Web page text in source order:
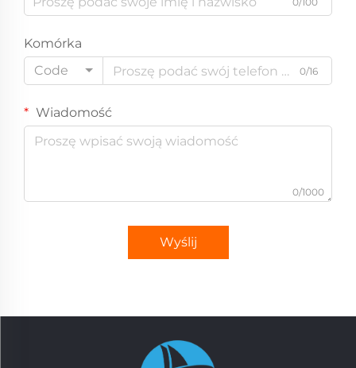
Komórka
Code
0/16
Wiadomość
0/1000
Wyślij